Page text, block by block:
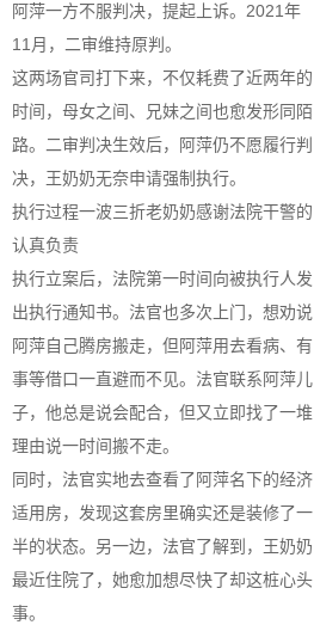
阿萍一方不服判决，提起上诉。2021年
11月，二审维持原判。
这两场官司打下来，不仅耗费了近两年的
时间，母女之间、兄妹之间也愈发形同陌
路。二审判决生效后，阿萍仍不愿履行判
决，王奶奶无奈申请强制执行。
执行过程一波三折老奶奶感谢法院干警的
认真负责
执行立案后，法院第一时间向被执行人发
出执行通知书。法官也多次上门，想劝说
阿萍自己腾房搬走，但阿萍用去看病、有
事等借口一直避而不见。法官联系阿萍儿
子，他总是说会配合，但又立即找了一堆
理由说一时间搬不走。
同时，法官实地去查看了阿萍名下的经济
适用房，发现这套房里确实还是装修了一
半的状态。另一边，法官了解到，王奶奶
最近住院了，她愈加想尽快了却这桩心头
事。